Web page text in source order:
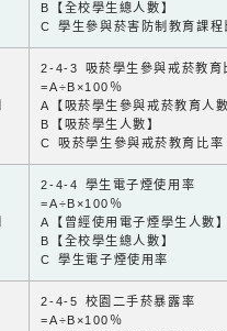
B【全校學生總人數】
C 學生參與菸害防制教育課程
2-4-3 吸菸學生參與戒菸教育
=A÷B×100％
A【吸菸學生參與戒菸教育人
B【吸菸學生人數】
C 吸菸學生參與戒菸教育比率
2-4-4 學生電子煙使用率
=A÷B×100％
A【曾經使用電子煙學生人數
B【全校學生總人數】
C 學生電子煙使用率
2-4-5 校園二手菸暴露率
=A÷B×100％